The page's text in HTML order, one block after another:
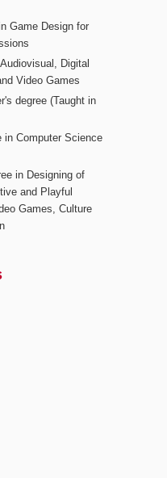
Game Design for
Digital
Video Games
degree (Taught in
in Computer Science
in Designing of
and Playful
Games, Culture